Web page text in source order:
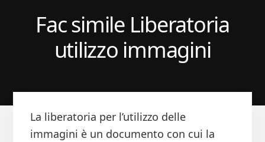
Fac simile Liberatoria
utilizzo immagini
La liberatoria per l’utilizzo delle
immagini è un documento con cui la